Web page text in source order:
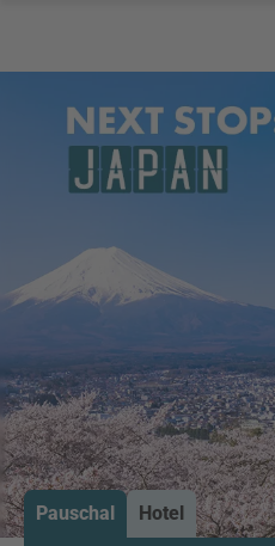
Pauschal Hotel